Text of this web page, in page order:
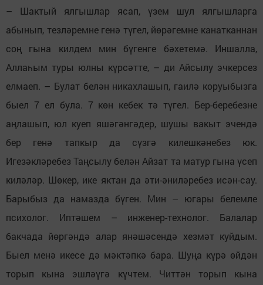
– Шактый ялгышлар ясап, үзем шул ялгышларга
абынып, тезләремне генә түгел, йөрәгемне канатканнан
соң гына килдем мин бүгенге бәхетемә. Иншалла,
Аллаһым туры юлны күрсәтте, – ди Айсылу эчкерсез
елмаеп. – Булат белән никахлашып, гаилә коруыбызга
быел 7 ел була. 7 көн кебек тә түгел. Бер-беребезне
аңлашып, юл куеп яшәгәнгәдер, шушы вакыт эчендә
бер генә тапкыр да сүзгә килешкәнебез юк.
Игезәкләребез Таңсылу белән Айзат та матур гына үсеп
киләләр. Шөкер, ике яктан да әти-әниләребез исән-сау.
Барыбыз да намазда бүген. Мин – югары белемле
психолог. Иптәшем – инженер-технолог. Балалар
бакчада йөргәндә алар янәшәсендә хезмәт куйдым.
Быел менә икесе дә мәктәпкә бара. Шуңа күрә өйдән
торып кына эшләүгә күчтем. Читтән торып кына